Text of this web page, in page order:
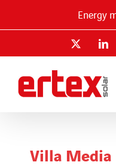
Energy
Villa Media